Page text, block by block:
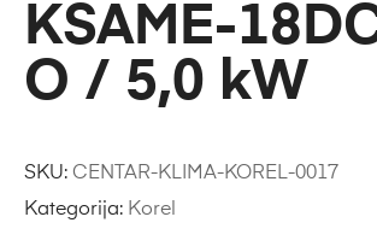
KSAME-
O / 5,0 kW
SKU: CENTAR-KLIMA-KOREL-0017
Kategorija: Korel